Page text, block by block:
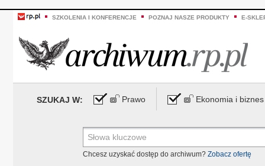
SZKOLENIA I KONFERENCJE POZNAJ NASZE PRODUKTY E-
SZUKAJ W: Prawo Ekonomia i biznes
Chcesz uzyskać dostęp do archiwum? Zobacz ofertę